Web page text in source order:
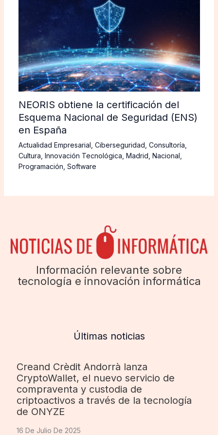
NEORIS obtiene la certificación del
Esquema Nacional de Seguridad (ENS)
en España
Actualidad Empresarial, Ciberseguridad, Consultoría,
Cultura, Innovación Tecnológica, Madrid, Nacional,
Programación, Software
Información relevante sobre
tecnología e innovación informática
Últimas noticias
Creand Crèdit Andorrà lanza
CryptoWallet, el nuevo servicio de
compraventa y custodia de
criptoactivos a través de la tecnología
de ONYZE
16 De Julio De 2025